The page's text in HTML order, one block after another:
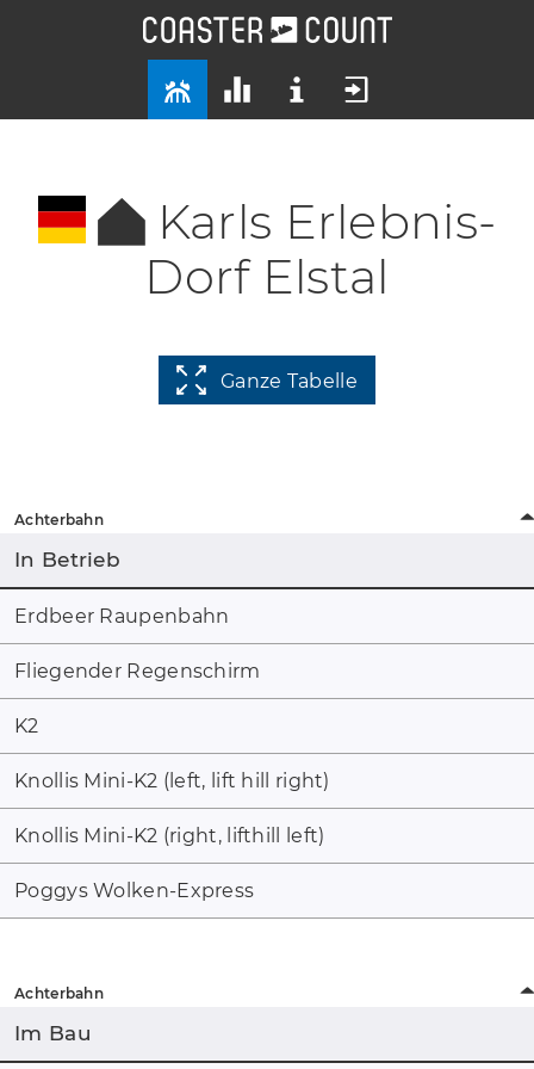
Karls Erlebnis-
Dorf Elstal
Ganze Tabelle
Achterbahn
In Betrieb
Erdbeer Raupenbahn
Fliegender Regenschirm
K2
Knollis Mini-K2 (left, lift hill right)
Knollis Mini-K2 (right, lifthill left)
Poggys Wolken-Express
Achterbahn
Im Bau